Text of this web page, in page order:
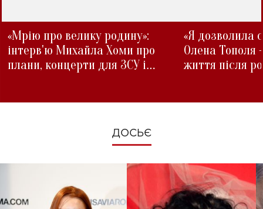
«Мрію про велику родину»:
інтерв'ю Михайла Хоми про
плани, концерти для ЗСУ і
«Я дозволила
Олена Тополя
життя після
ДОСЬЄ